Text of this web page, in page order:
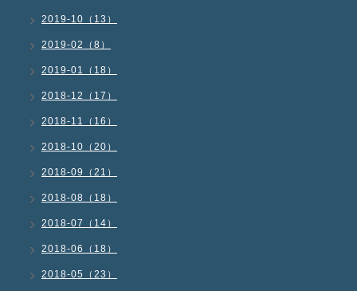
2019-10（13）
2019-02（8）
2019-01（18）
2018-12（17）
2018-11（16）
2018-10（20）
2018-09（21）
2018-08（18）
2018-07（14）
2018-06（18）
2018-05（23）